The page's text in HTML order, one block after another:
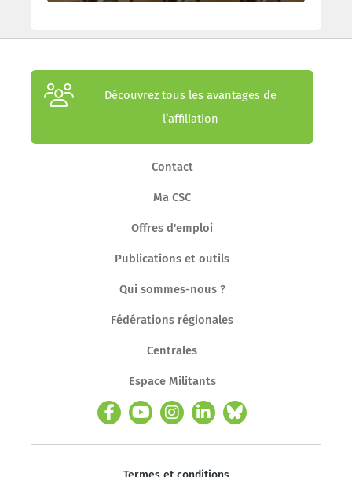
Découvrez tous les avantages de
l’affiliation
Contact
Ma CSC
Offres d'emploi
Publications et outils
Qui sommes-nous ?
Fédérations régionales
Centrales
Espace Militants